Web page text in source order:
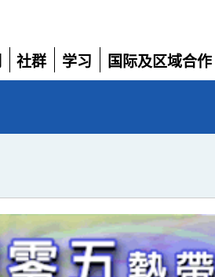
社群
展
学习
展
国际及区域合作
展